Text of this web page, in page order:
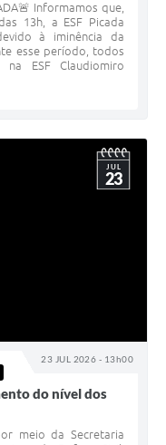
Informamos que,
13h, a ESF Picada
à iminência da
esse período, todos
ESF Claudiomiro
23 JUL 2026 - 13h00
JUL
23
do nível dos
meio da Secretaria